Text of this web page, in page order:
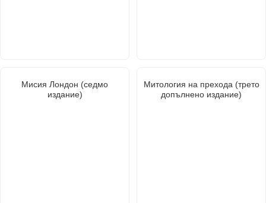
Мисия Лондон (седмо
издание)
Митология на прехода (трето
допълнено издание)